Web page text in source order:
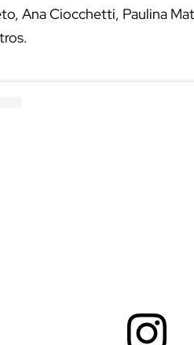
Ana Ciocchetti, Paulina